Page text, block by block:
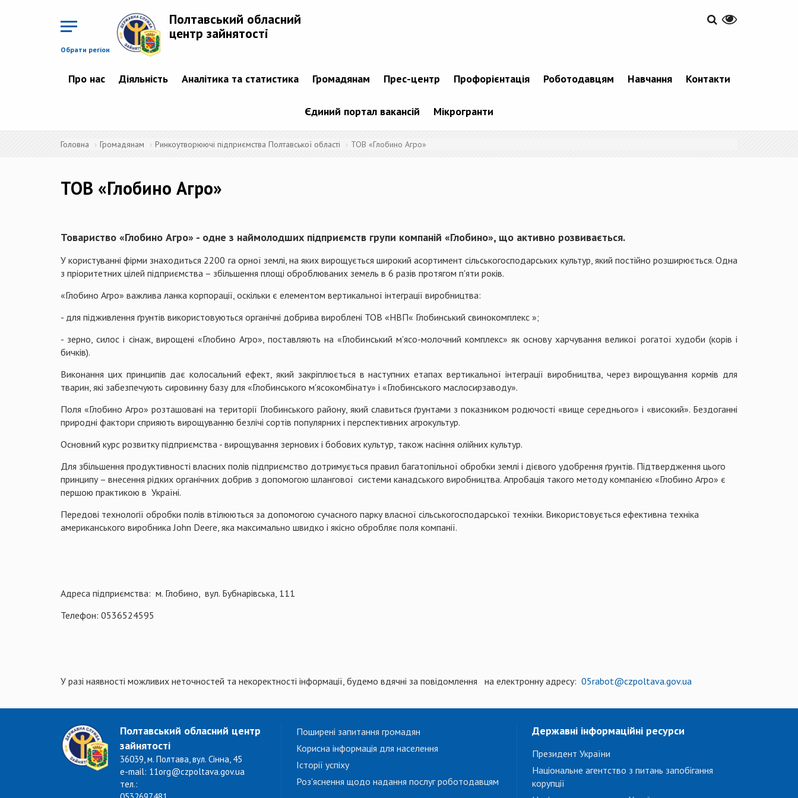
Обрати регіон
Полтавський обласний
центр зайнятості
Про нас Діяльність Аналітика та статистика Громадянам Прес-центр Профорієнтація Роботодавцям Навчання Контакти
Єдиний портал вакансій Мікрогранти
Головна Громадянам Ринкоутворюючі підприємства Полтавської області ТОВ «Глобино Агро»
ТОВ «Глобино Агро»
Товариство «Глобино Агро» - одне з наймолодших підприємств групи компаній «Глобино», що активно розвивається.
У користуванні фірми знаходиться 2200 га орної землі, на яких вирощується широкий асортимент сільськогосподарських культур, який постійно розширюється. Одна
з пріоритетних цілей підприємства – збільшення площі оброблюваних земель в 6 разів протягом п'яти років.
«Глобино Агро» важлива ланка корпорації, оскільки є елементом вертикальної інтеграції виробництва:
- для підживлення ґрунтів використовуються органічні добрива вироблені ТОВ «НВП« Глобинський свинокомплекс »;
- зерно, силос і сінаж, вирощені «Глобино Агро», поставляють на «Глобинський м'ясо-молочний комплекс» як основу харчування великої рогатої худоби (корів і
бичків).
Виконання цих принципів дає колосальний ефект, який закріплюється в наступних етапах вертикальної інтеграції виробництва, через вирощування кормів для
тварин, які забезпечують сировинну базу для «Глобинського м'ясокомбінату» і «Глобинського маслосирзаводу».
Поля «Глобино Агро» розташовані на території Глобинського району, який славиться ґрунтами з показником родючості «вище середнього» і «високий». Бездоганні
природні фактори сприяють вирощуванню безлічі сортів популярних і перспективних агрокультур.
Основний курс розвитку підприємства - вирощування зернових і бобових культур, також насіння олійних культур.
Для збільшення продуктивності власних полів підприємство дотримується правил багатопільної обробки землі і дієвого удобрення ґрунтів. Підтвердження цього
принципу – внесення рідких органічних добрив з допомогою шлангової системи канадського виробництва. Апробація такого методу компанією «Глобино Агро» є
першою практикою в Україні.
Передові технології обробки полів втілюються за допомогою сучасного парку власної сільськогосподарської техніки. Використовується ефективна техніка
американського виробника John Deere, яка максимально швидко і якісно обробляє поля компанії.
Адреса підприємства: м. Глобино, вул. Бубнарівська, 111
Телефон: 0536524595
У разі наявності можливих неточностей та некоректності інформації, будемо вдячні за повідомлення на електронну адресу: 05rabot@czpoltava.gov.ua
Полтавський обласний центр
зайнятості
36039, м. Полтава, вул. Сінна, 45
e-mail: 11org@czpoltava.gov.ua
тел.:
Поширені запитання громадян
Корисна інформація для населення
Історії успіху
Роз'яснення щодо надання послуг роботодавцям
Державні інформаційні ресурси
Президент України
Національне агентство з питань запобігання
корупції